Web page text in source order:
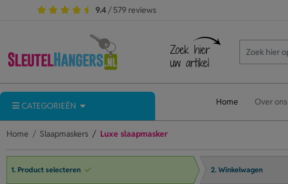
9.4 / 579 reviews
CATEGORIEËN Home Over ons
Home Slaapmaskers Luxe slaapmasker
1. Product selecteren 2. Winkelwagen